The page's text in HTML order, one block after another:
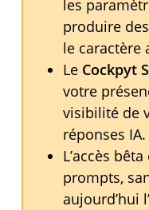
les
produire
le caractère
Le Cockpyt
votre
visibilité de
réponses IA.
L’accès
prompts,
aujourd’hui